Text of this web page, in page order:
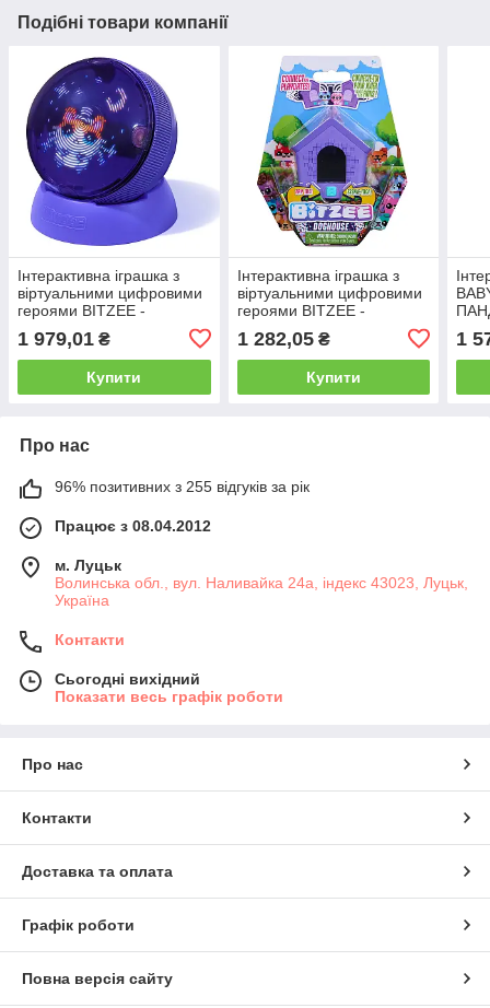
Подібні товари компанії
Інтерактивна іграшка з
віртуальними цифровими
героями BITZEE -
1 979,01 ₴
Купити
Інтерактивна іграшка з
віртуальними цифровими
героями BITZEE -
1 282,05₴
Купити
1
Про нас
96% позитивних з 255 відгуків за рік
Працює з 08.04.2012
м. Луцьк
Волинська обл., вул. Наливайка 24а, індекс 43023, Луцьк,
Україна
Контакти
Сьогодні вихідний
Показати весь графік роботи
Про нас
Контакти
Доставка та оплата
Графік роботи
Повна версія сайту